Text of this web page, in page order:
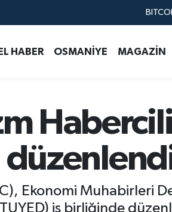
HABER OSMANİYE MAGAZİN
Ekonomi Muhabirleri
iş birliğinde